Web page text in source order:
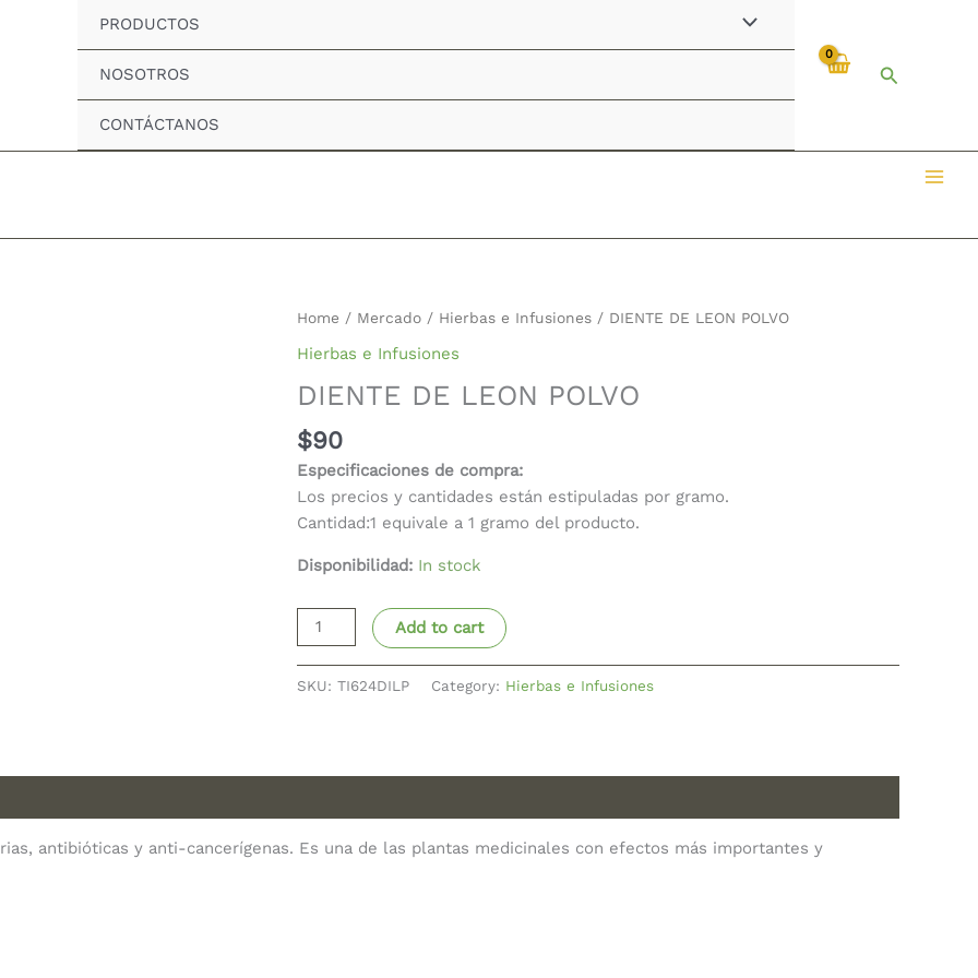
PRODUCTOS
NOSOTROS
CONTÁCTANOS
Buscar
Home / Mercado / Hierbas e Infusiones / DIENTE DE LEON POLVO
Hierbas e Infusiones
DIENTE DE LEON POLVO
$90
Especificaciones de compra:
Los precios y cantidades están estipuladas por gramo.
Cantidad:1 equivale a 1 gramo del producto.
Disponibilidad: In stock
DIENTE
DE
POLVO
Add to cart
SKU: TI624DILP Category: Hierbas e Infusiones
antibióticas y anti-cancerígenas. Es una de las plantas medicinales con efectos más importantes y